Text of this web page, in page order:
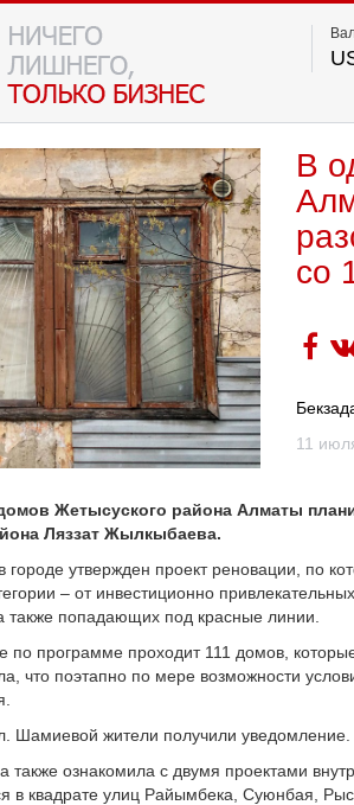
В
со
11
Жетысуского района Алматы
Ляззат Жылкыбаева.
утвержден проект реновации, по
– от инвестиционно
также попадающих под красные линии.
программе проходит 111 домов,
что поэтапно по мере возможности
Шамиевой жители получили
также ознакомила с двумя проектами
в квадрате улиц Райымбека, Суюнбая,